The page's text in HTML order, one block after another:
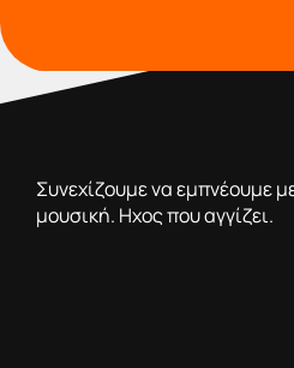
Συνεχίζουμε να εμπνέουμε
μουσική. Ηχος που αγγίζει.